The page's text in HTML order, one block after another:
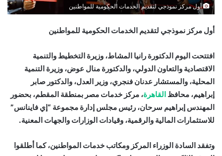
أول مركز نموذجي لتقديم الخدمات الحكومية للمواطنين
أول مركز نموذجي لتقديم الخدمات الحكومية للمواطنين
افتتحت اليوم الدكتورة رانيا المشاط، وزيرة التخطيط والتنمية
الاقتصادية والتعاون الدولي، والدكتورة منال عوض، وزيرة التنمية
المحلية، والمستشار عدنان فنجري، وزير العدل، والدكتور صابر
إبراهيم، محافظ القاهرة، مركز خدمات مصر بمنطقة المقطم، بحضور
المهندس إبراهيم سرحان، رئيس مجلس إدارة مجموعة “إي فاينانس”
للاستثمارات المالية والرقمية، وقيادات الوزارات والجهات المعنية.
وتفقد السادة الوزراء المركز ومكاتب خدمات المواطنين، كما أطلقوا